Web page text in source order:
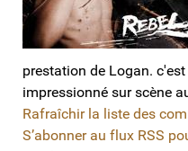
prestation de Logan.
impressionné sur scène
Rafraîchir la liste des
S’abonner au flux RSS